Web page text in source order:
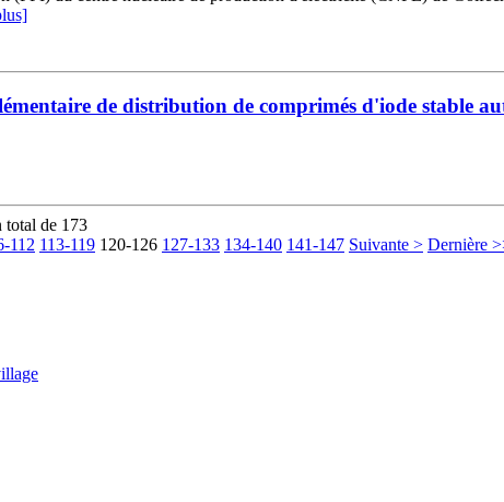
de distribution de comprimés d'iode stable
total de 173
112 113-119 120-126 127-133 134-140 141-147 Suivante > Dernière